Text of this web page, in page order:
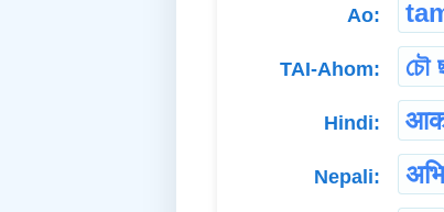
Ao:
TAI-Ahom: চৌ
Hindi:
Nepali: